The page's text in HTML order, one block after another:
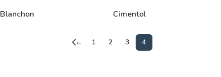
Blanchon
Cimentol
← 1 2 3 4